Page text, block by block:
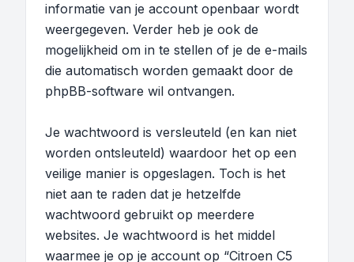
informatie van je account openbaar wordt
weergegeven. Verder heb je ook de
mogelijkheid om in te stellen of je de e-mails
die automatisch worden gemaakt door de
phpBB-software wil ontvangen.
Je wachtwoord is versleuteld (en kan niet
worden ontsleuteld) waardoor het op een
veilige manier is opgeslagen. Toch is het
niet aan te raden dat je hetzelfde
wachtwoord gebruikt op meerdere
websites. Je wachtwoord is het middel
waarmee je op je account op “Citroen C5